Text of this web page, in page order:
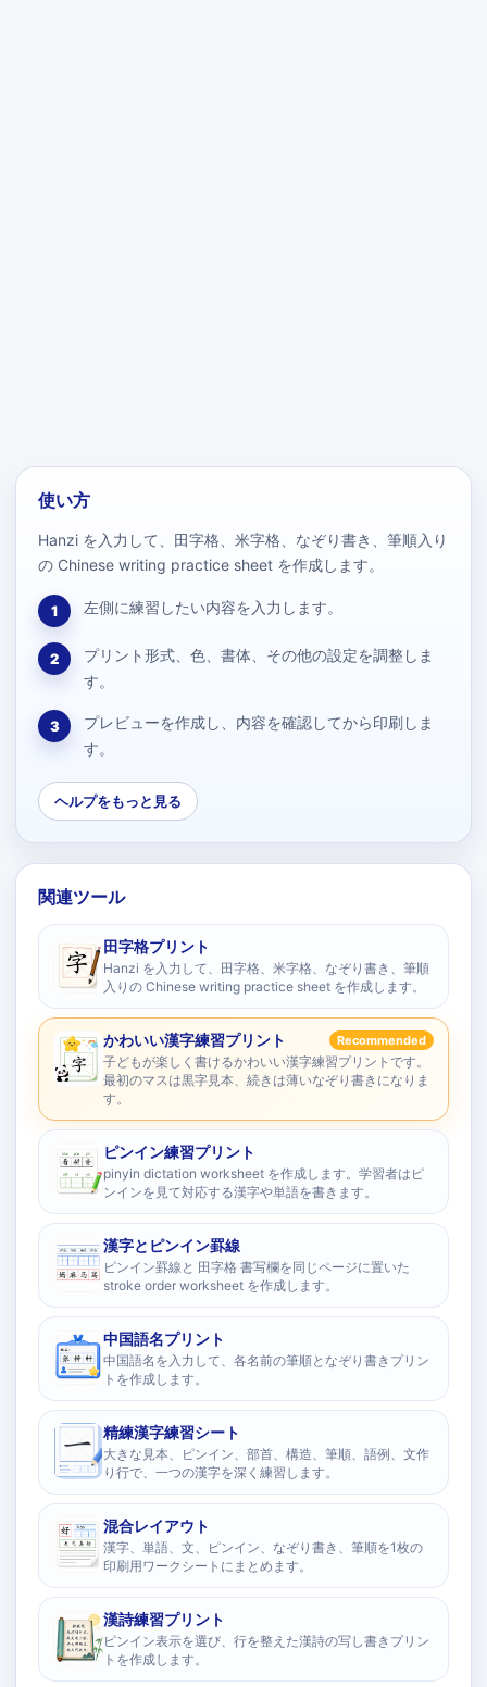
使い方
Hanzi を入力して、田字格、米字格、なぞり書き、筆順入り
の Chinese writing practice sheet を作成します。
1 左側に練習したい内容を入力します。
2
プリント形式、色、書体、その他の設定を調整しま
す。
3
プレビューを作成し、内容を確認してから印刷しま
す。
ヘルプをもっと見る
関連ツール
田字格プリント
Hanzi を入力して、田字格、米字格、なぞり書き、筆順
入りの Chinese writing practice sheet を作成します。
かわいい漢字練習プリント Recommended
子どもが楽しく書けるかわいい漢字練習プリントです。
最初のマスは黒字見本、続きは薄いなぞり書きになりま
す。
ピンイン練習プリント
pinyin dictation worksheet を作成します。学習者はピ
ンインを見て対応する漢字や単語を書きます。
漢字とピンイン罫線
ピンイン罫線と 田字格 書写欄を同じページに置いた
stroke order worksheet を作成します。
中国語名プリント
中国語名を入力して、各名前の筆順となぞり書きプリン
トを作成します。
精練漢字練習シート
大きな見本、ピンイン、部首、構造、筆順、語例、文作
り行で、一つの漢字を深く練習します。
混合レイアウト
漢字、単語、文、ピンイン、なぞり書き、筆順を1枚の
印刷用ワークシートにまとめます。
漢詩練習プリント
ピンイン表示を選び、行を整えた漢詩の写し書きプリン
トを作成します。